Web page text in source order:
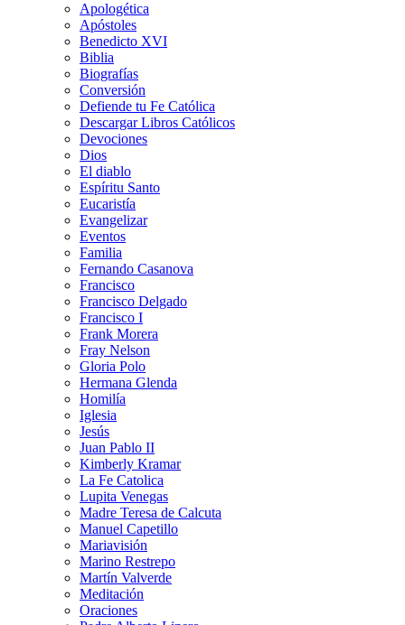
Apologética
Apóstoles
Benedicto XVI
Biblia
Biografías
Conversión
Defiende tu Fe Católica
Descargar Libros Católicos
Devociones
Dios
El diablo
Espíritu Santo
Eucaristía
Evangelizar
Eventos
Familia
Fernando Casanova
Francisco
Francisco Delgado
Francisco I
Frank Morera
Fray Nelson
Gloria Polo
Hermana Glenda
Homilía
Iglesia
Jesús
Juan Pablo II
Kimberly Kramar
La Fe Catolica
Lupita Venegas
Madre Teresa de Calcuta
Manuel Capetillo
Mariavisión
Marino Restrepo
Martín Valverde
Meditación
Oraciones